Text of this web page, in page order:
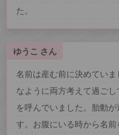
た。
ゆうこ さん
名前は産む前に決めてい
なように両方考えて過ご
を呼んでいました。胎動
す。お腹にいる時から名